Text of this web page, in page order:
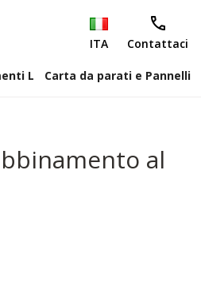
ITA Contattaci
Elementi L Carta da parati e Pannelli
al